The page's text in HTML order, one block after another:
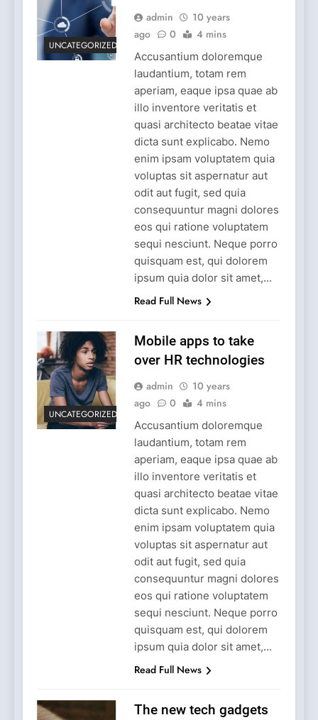
UNCATEGORIZED
admin
10 years
ago
0 4 mins
Accusantium doloremque
laudantium, totam rem
aperiam, eaque ipsa quae ab
illo inventore veritatis et
quasi architecto beatae vitae
dicta sunt explicabo. Nemo
enim ipsam voluptatem quia
voluptas sit aspernatur aut
odit aut fugit, sed quia
consequuntur magni dolores
eos qui ratione voluptatem
sequi nesciunt. Neque porro
quisquam est, qui dolorem
ipsum quia dolor sit amet,...
Read Full News
UNCATEGORIZED
Mobile apps to take
over HR technologies
admin
10 years
ago
0 4 mins
Accusantium doloremque
laudantium, totam rem
aperiam, eaque ipsa quae ab
illo inventore veritatis et
quasi architecto beatae vitae
dicta sunt explicabo. Nemo
enim ipsam voluptatem quia
voluptas sit aspernatur aut
odit aut fugit, sed quia
consequuntur magni dolores
eos qui ratione voluptatem
sequi nesciunt. Neque porro
quisquam est, qui dolorem
ipsum quia dolor sit amet,...
Read Full News
The new tech gadgets